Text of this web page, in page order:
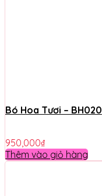
Bó Hoa Tươi – BH020
950,000₫
Thêm vào giỏ hàng